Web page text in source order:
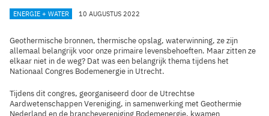
CATEGORIEËN
ENERGIE + WATER 10 AUGUSTUS 2022
Geothermische bronnen, thermische opslag, waterwinning, ze zijn
allemaal belangrijk voor onze primaire levensbehoeften. Maar zitten ze
elkaar niet in de weg? Dat was een belangrijk thema tijdens het
Nationaal Congres Bodemenergie in Utrecht.
Tijdens dit congres, georganiseerd door de Utrechtse
Aardwetenschappen Vereniging, in samenwerking met Geothermie
Nederland en de branchevereniging Bodemenergie, kwamen